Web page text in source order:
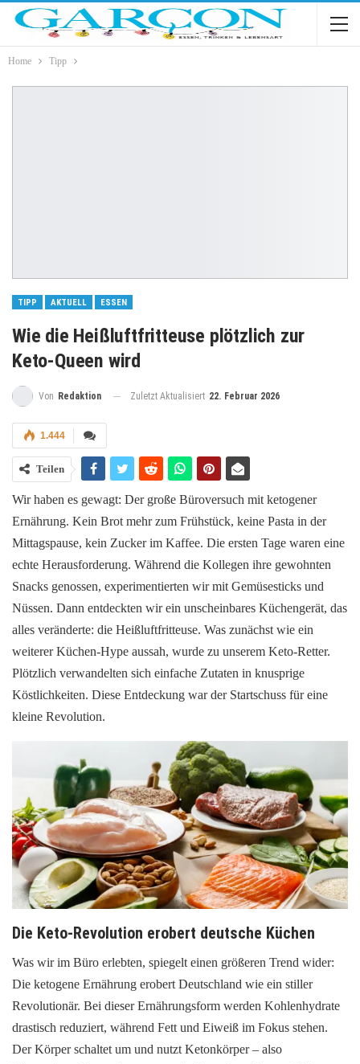
Home Tipp
TIPP AKTUELL ESSEN
Wie die Heißluftfritteuse plötzlich zur
Keto-Queen wird
Von Redaktion Zuletzt Aktualisiert 22. Februar 2026
1.444
Teilen
Wir haben es gewagt: Der große Büroversuch mit ketogener
Ernährung. Kein Brot mehr zum Frühstück, keine Pasta in der
Mittagspause, kein Zucker im Kaffee. Die ersten Tage waren eine
echte Herausforderung. Während die Kollegen ihre gewohnten
Snacks genossen, experimentierten wir mit Gemüsesticks und
Nüssen. Dann entdeckten wir ein unscheinbares Küchengerät, das
alles veränderte: die Heißluftfritteuse. Was zunächst wie ein
weiterer Küchen-Hype aussah, wurde zu unserem Keto-Retter.
Plötzlich verwandelten sich einfache Zutaten in knusprige
Köstlichkeiten. Diese Entdeckung war der Startschuss für eine
kleine Revolution.
Die Keto-Revolution erobert deutsche Küchen
Was wir im Büro erlebten, spiegelt einen größeren Trend wider:
Die ketogene Ernährung erobert Deutschland wie ein stiller
Revolutionär. Bei dieser Ernährungsform werden Kohlenhydrate
drastisch reduziert, während Fett und Eiweiß im Fokus stehen.
Der Körper schaltet um und nutzt Ketonkörper – also